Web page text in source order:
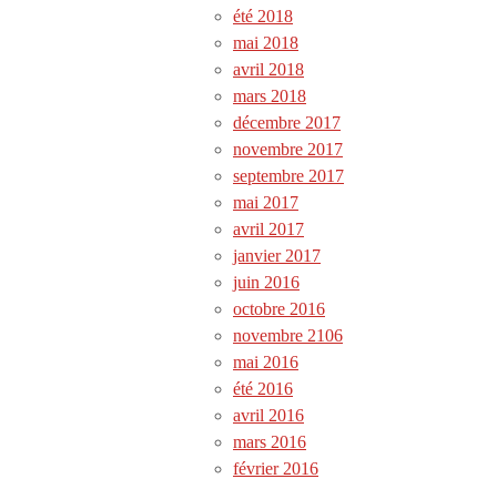
été 2018
mai 2018
avril 2018
mars 2018
décembre 2017
novembre 2017
septembre 2017
mai 2017
avril 2017
janvier 2017
juin 2016
octobre 2016
novembre 2106
mai 2016
été 2016
avril 2016
mars 2016
février 2016